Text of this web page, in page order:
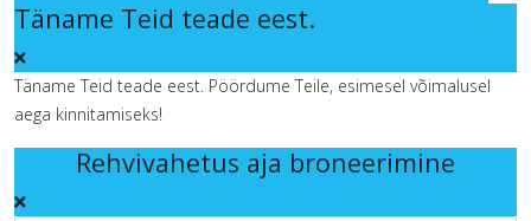
Täname Teid teade eest.
Täname Teid teade eest. Pöördume Teile, esimesel võimalusel
aega kinnitamiseks!
Rehvivahetus aja broneerimine